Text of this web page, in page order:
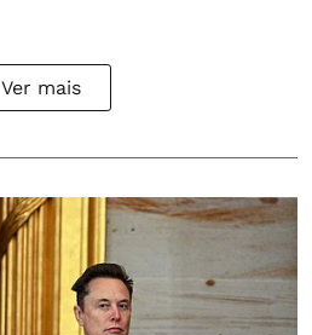
Ver mais